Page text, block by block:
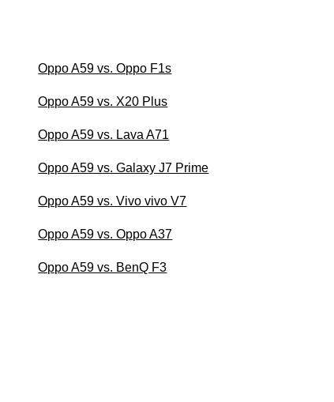
Oppo A59 vs. Oppo F1s
Oppo A59 vs. X20 Plus
Oppo A59 vs. Lava A71
Oppo A59 vs. Galaxy J7 Prime
Oppo A59 vs. Vivo vivo V7
Oppo A59 vs. Oppo A37
Oppo A59 vs. BenQ F3